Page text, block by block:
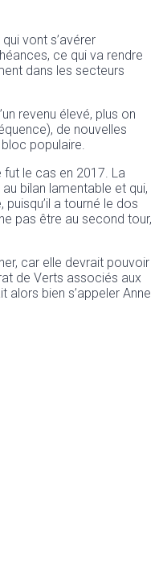
vont s’avérer
ce qui va rendre
dans les secteurs
revenu élevé, plus on
de nouvelles
populaire.
le cas en 2017. La
bilan lamentable et qui,
a tourné le dos
pas être au second tour,
car elle devrait pouvoir
de Verts associés aux
alors bien s’appeler Anne